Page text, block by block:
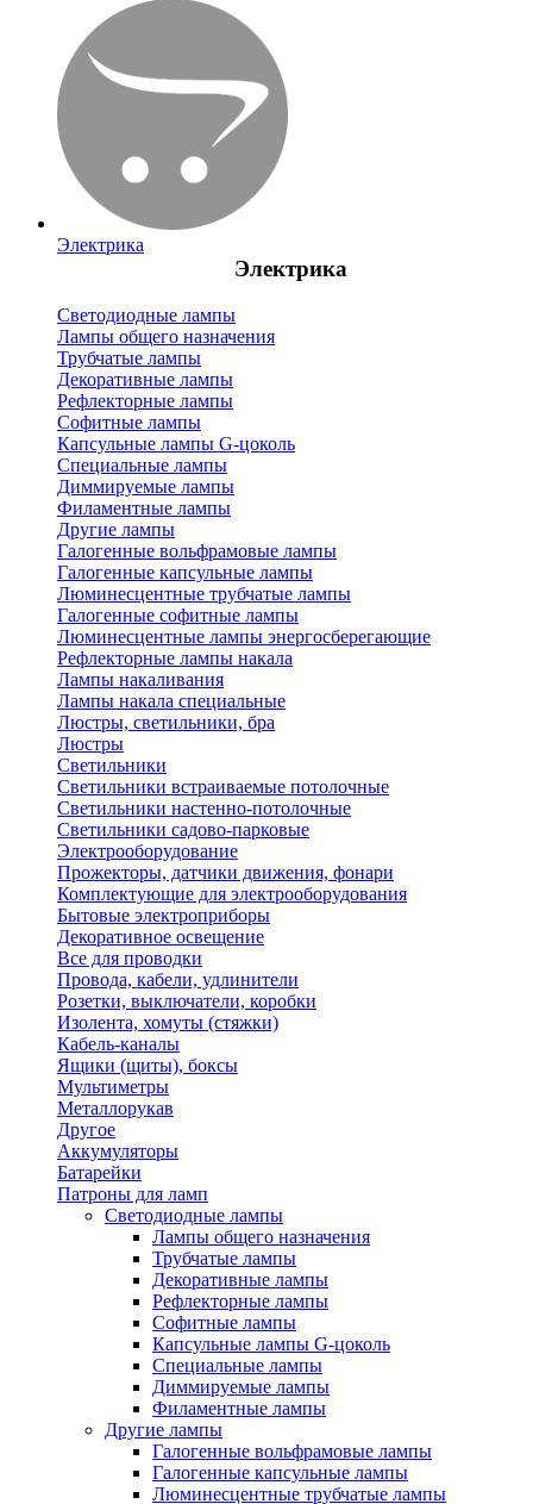
Электрика
Электрика
Светодиодные лампы
Лампы общего назначения
Трубчатые лампы
Декоративные лампы
Рефлекторные лампы
Софитные лампы
Капсульные лампы G-цоколь
Специальные лампы
Диммируемые лампы
Филаментные лампы
Другие лампы
Галогенные вольфрамовые лампы
Галогенные капсульные лампы
Люминесцентные трубчатые лампы
Галогенные софитные лампы
Люминесцентные лампы энергосберегающие
Рефлекторные лампы накала
Лампы накаливания
Лампы накала специальные
Люстры, светильники, бра
Люстры
Светильники
Светильники встраиваемые потолочные
Светильники настенно-потолочные
Светильники садово-парковые
Электрооборудование
Прожекторы, датчики движения, фонари
Комплектующие для электрооборудования
Бытовые электроприборы
Декоративное освещение
Все для проводки
Провода, кабели, удлинители
Розетки, выключатели, коробки
Изолента, хомуты (стяжки)
Кабель-каналы
Ящики (щиты), боксы
Мультиметры
Металлорукав
Другое
Аккумуляторы
Батарейки
Патроны для ламп
Светодиодные лампы
Лампы общего назначения
Трубчатые лампы
Декоративные лампы
Рефлекторные лампы
Софитные лампы
Капсульные лампы G-цоколь
Специальные лампы
Диммируемые лампы
Филаментные лампы
Другие лампы
Галогенные вольфрамовые лампы
Галогенные капсульные лампы
Люминесцентные трубчатые лампы